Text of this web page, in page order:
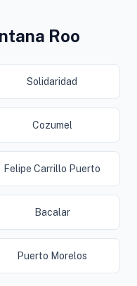
Roo
Solidaridad
Cozumel
Felipe Carrillo Puerto
Bacalar
Puerto Morelos